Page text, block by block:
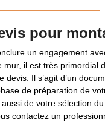
pour
un engagement
mur, il est très primordial
devis. Il s’agit d’un
de préparation de
de votre sélection
contactez un